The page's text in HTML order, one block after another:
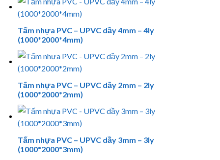
Tấm nhựa PVC – UPVC dầy 4mm – 4ly
(1000*2000*4mm)
Tấm nhựa PVC – UPVC dầy 2mm – 2ly
(1000*2000*2mm)
Tấm nhựa PVC – UPVC dầy 3mm – 3ly
(1000*2000*3mm)